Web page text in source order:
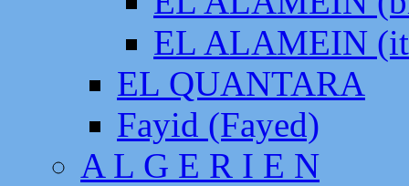
EL ALAMEIN
EL QUANTARA
Fayid (Fayed)
A L G E R I E N